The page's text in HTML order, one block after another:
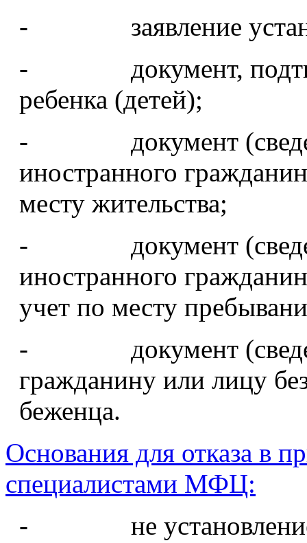
- заявление
- документ,
ребенка (детей);
- документ
иностранного
месту жительства;
- документ
иностранного
учет по месту
- документ
гражданину или лицу
беженца.
Основания для отказа в
специалистами МФЦ:
- не установление